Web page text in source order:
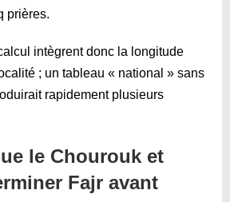
prières.
intègrent donc la longitude
; un tableau « national » sans
rapidement plusieurs
le Chourouk et
Fajr avant